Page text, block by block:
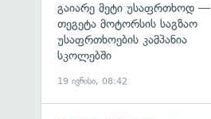
გაიარე მეტი უსაფრთხოდ —
თეგეტა მოტორსის საგზაო
უსაფრთხოების კამპანია
სკოლებში
19 ივნისი, 08:42